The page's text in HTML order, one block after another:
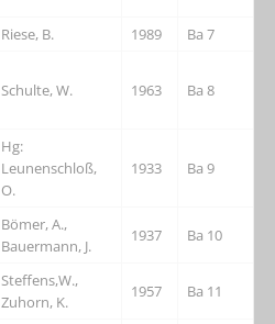
Riese, B. 1989
Ba 7
Schulte, W. 1963 Ba 8
Hg:
Leunenschloß,
O.
1933 Ba 9
Bömer, A.,
Bauermann, J.
1937 Ba 10
Steffens,W.,
Zuhorn, K.
1957 Ba 11